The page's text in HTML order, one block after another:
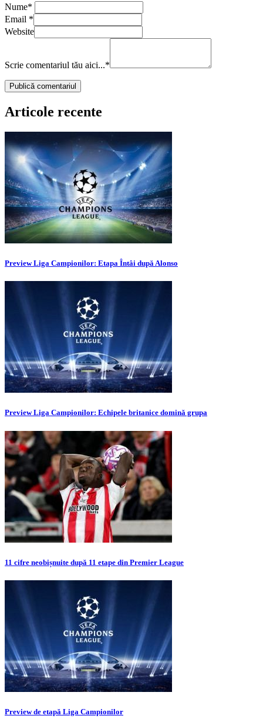
Nume*
Email *
Website
Scrie comentariul tău aici...*
Articole recente
Preview Liga Campionilor: Etapa Întâi după Alonso
Preview Liga Campionilor: Echipele britanice domină grupa
11 cifre neobișnuite după 11 etape din Premier League
Preview de etapă Liga Campionilor